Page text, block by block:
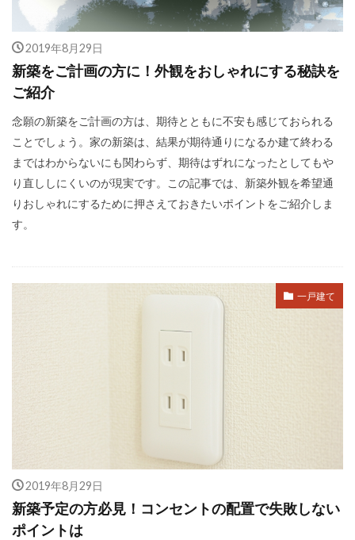
2019年8月29日
新築をご計画の方に！外観をおしゃれにする秘訣を
ご紹介
念願の新築をご計画の方は、期待とともに不安も感じておられる
ことでしょう。家の新築は、結果が期待通りになるか建て終わる
まではわからないにも関わらず、期待はずれになったとしてもや
り直ししにくいのが現実です。この記事では、新築外観を希望通
りおしゃれにするために押さえておきたいポイントをご紹介しま
す。
一戸建て
2019年8月29日
新築予定の方必見！コンセントの配置で失敗しない
ポイントは